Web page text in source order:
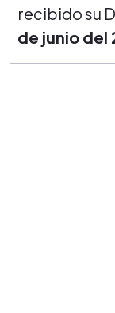
recibido su
de junio del